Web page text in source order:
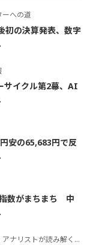
への道
初の決算発表、数字
サイクル第2幕、AI
安の65,683円で反
指数がまちまち 中
トが読み解くテーマの本質